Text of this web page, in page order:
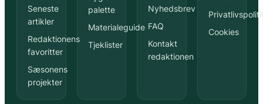
Seneste
artikler
Redaktionens
favoritter
Sæsonens
projekter
palette
Materialeguide
Tjeklister
Nyhedsbrev
FAQ
Kontakt
redaktionen
Cookies